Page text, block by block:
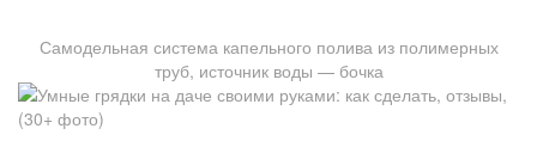
Самодельная система капельного полива из полимерных
труб, источник воды — бочка